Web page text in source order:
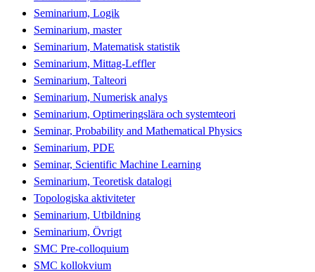
Seminarium, Logik
Seminarium, master
Seminarium, Matematisk statistik
Seminarium, Mittag-Leffler
Seminarium, Talteori
Seminarium, Numerisk analys
Seminarium, Optimeringslära och systemteori
Seminar, Probability and Mathematical Physics
Seminarium, PDE
Seminar, Scientific Machine Learning
Seminarium, Teoretisk datalogi
Topologiska aktiviteter
Seminarium, Utbildning
Seminarium, Övrigt
SMC Pre-colloquium
SMC kollokvium